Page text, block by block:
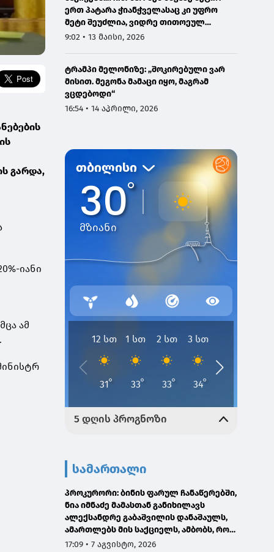
გარდა,
იანი
ამ
ერთ პატარა ჭიანჭველასაც კი უფრო
მეტი შეუძლია, ვიდრე თითოეულ
ჩვენგანს...
9:02 • 13 მაისი, 2026
ტრამპი მელონიზე: „შოკირებული ვარ
მისით. მეგონა მამაცი იყო, მაგრამ
ვცდებოდი“
16:54 • 14 აპრილი, 2026
სამართალი
პროკურორი: ბინის ფარულ ჩანაწერებში,
ნია იმნაძე მამასთან განიხილავს
ალექსანდრე გაბაშვილის დანაშაულს,
ამართლებს მის საქციელს, ამბობს, რომ
სხვანაირად ვერ მოიქცეოდა
17:09 • 7 აგვისტო, 2026